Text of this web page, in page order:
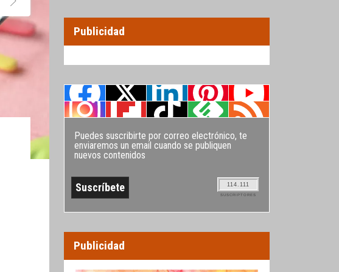
Publicidad
Puedes suscribirte por correo electrónico, te
enviaremos un email cuando se publiquen
nuevos contenidos
114.111
SUSCRIPTORES
Publicidad